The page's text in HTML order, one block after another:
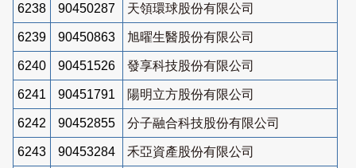
6238 90450287 天領環球股份有限公司
6239 90450863 旭曜生醫股份有限公司
6240 90451526 發享科技股份有限公司
6241 90451791 陽明立方股份有限公司
6242 90452855 分子融合科技股份有限公司
6243 90453284 禾亞資產股份有限公司